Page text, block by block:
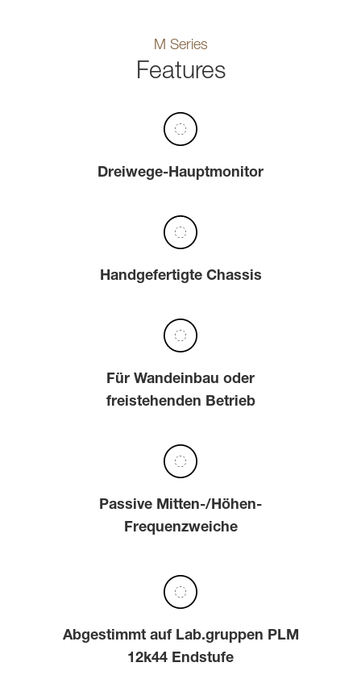
M Series
Features
Dreiwege-Hauptmonitor
Handgefertigte Chassis
Für Wandeinbau oder
freistehenden Betrieb
Passive Mitten-/Höhen-
Frequenzweiche
Abgestimmt auf Lab.gruppen PLM
12k44 Endstufe